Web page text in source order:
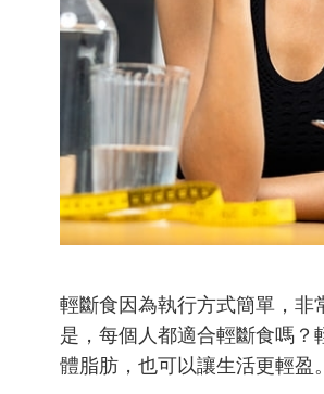
輕斷食因為執行方式簡單，
是，每個人都適合輕斷食嗎
體脂肪，也可以讓生活更輕盈。